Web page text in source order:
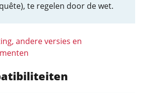
te regelen door de wet.
andere versies en